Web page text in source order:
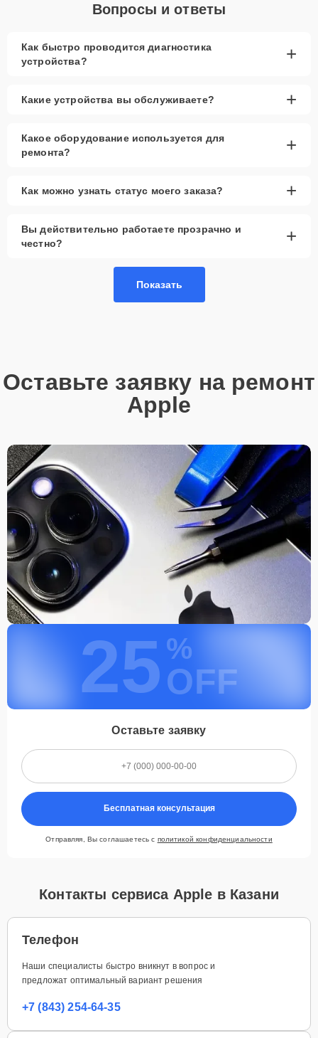
Вопросы и ответы
Как быстро проводится диагностика
устройства?
+
Какие устройства вы обслуживаете? +
Какое оборудование используется для
ремонта?
+
Как можно узнать статус моего заказа? +
Вы действительно работаете прозрачно и
честно?
+
Показать
Оставьте заявку на ремонт
Apple
25 %
OFF
Оставьте заявку
Бесплатная консультация
Отправляя, Вы соглашаетесь с политикой конфиденциальности
Контакты сервиса Apple в Казани
Телефон
Наши специалисты быстро вникнут в вопрос и
предложат оптимальный вариант решения
+7 (843) 254-64-35